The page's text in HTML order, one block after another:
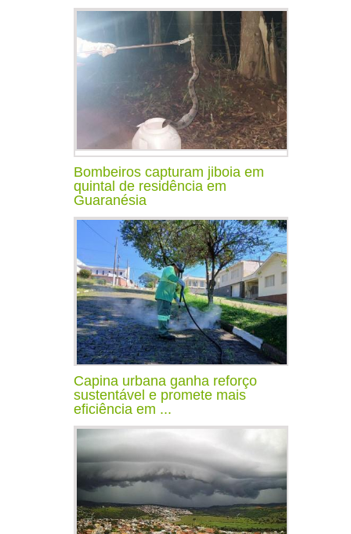
Bombeiros capturam jiboia em
quintal de residência em
Guaranésia
Capina urbana ganha reforço
sustentável e promete mais
eficiência em ...